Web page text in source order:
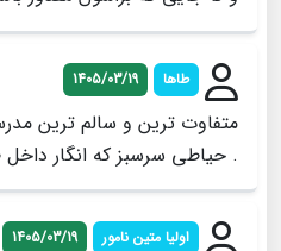
طاها 1405/03/19
متفاوت ترین و سالم ترین
. حیاطی سرسبز که انگار
اولیا متین نامور 1405/03/19